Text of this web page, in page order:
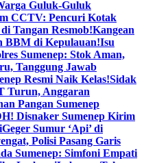
Guluk-Guluk
CCTV: Pencuri Kotak
Tangan Resmob!Kangean
BBM di Kepulauan!Isu
Sumenep: Stok Aman,
Tanggung Jawab
Resmi Naik Kelas!Sidak
Turun, Anggaran
Pangan Sumenep
Disnaker Sumenep Kirim
Geger Sumur ‘Api’ di
Polisi Pasang Garis
Sumenep: Simfoni Empati